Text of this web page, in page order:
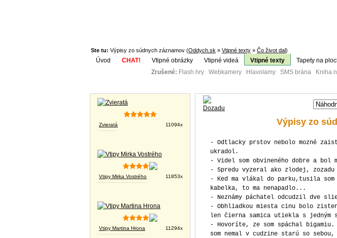
Ste tu: Výpisy zo súdnych záznamov (Oddych.sk » Vtipné texty » Čo život dal)
Úvod
CHAT! Vtipné obrázky Vtipné videá Vtipné texty Tapety na
Zrušené: Flash hry Webkamery Hlavolamy SMS brána Kniha
Zvieratá 11094x
Vtipy Mirka Vostrého 11853x
Vtipy Martina Hrona 11294x
Výpisy zo
- Odtlacky prstov nebolo mozné
ukradol.
- Videl som obvineného dobre a bol
- Spredu vyzeral ako zlodej,
- Ked ma vlákal do parku,tusila
kabelka, to ma nenapadlo...
- Neznámy páchatel odcudzil dve
- Obhliadkou miesta cinu bolo
len čierna samica utiekla s jedným
- Hovoríte, ze som spáchal
som nemal v cudzine starú so